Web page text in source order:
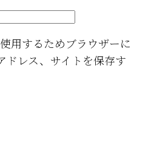
用するためブラウザーに
ドレス、サイトを保存す